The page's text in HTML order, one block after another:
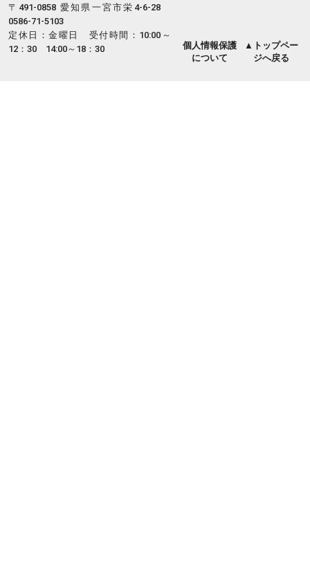
〒491-0858 愛知県一宮市栄4-6-28
0586-71-5103
定休日：金曜日 受付時間：10:00～
12：30 14:00～18：30
個人情報保護
について
▲トップペー
ジへ戻る